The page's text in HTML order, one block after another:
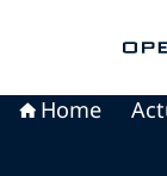
Home